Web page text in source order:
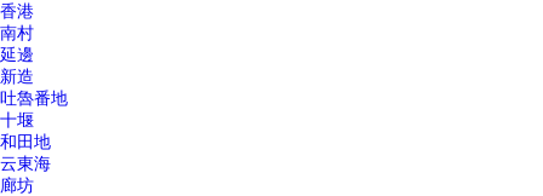
香港
南村
延邊
新造
吐魯番地
十堰
和田地
云東海
廊坊